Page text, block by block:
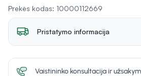
Prekės kodas: 10000112669
Pristatymo informacija
Vaistininko konsultacija ir